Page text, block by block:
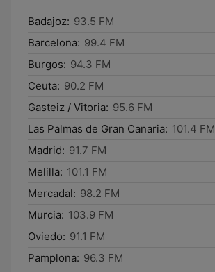
Badajoz: 93.5 FM
Barcelona: 99.4 FM
Burgos: 94.3 FM
Ceuta: 90.2 FM
Gasteiz / Vitoria: 95.6 FM
Las Palmas de Gran Canaria: 101.4 FM
Madrid: 91.7 FM
Melilla: 101.1 FM
Mercadal: 98.2 FM
Murcia: 103.9 FM
Oviedo: 91.1 FM
Pamplona: 96.3 FM